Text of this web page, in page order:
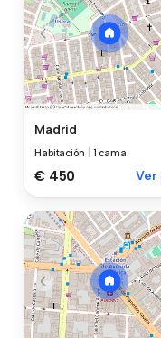
Madrid
Habitación 1 cama
€ 450 Ver